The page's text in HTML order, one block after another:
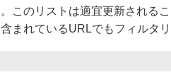
このリストは適宜更新されるこ
れているURLでもフィルタリ